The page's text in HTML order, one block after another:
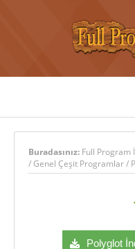
Buradasınız: Full Program
/Genel Çeşit Programlar/
Polyglot